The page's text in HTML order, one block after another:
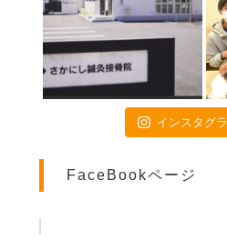
お子様連れの方へ
画伯シリーズ part3
交通事故治療は当院にお任せ
患者様のご活躍(^O^)／
インスタグ
FaceBookページ